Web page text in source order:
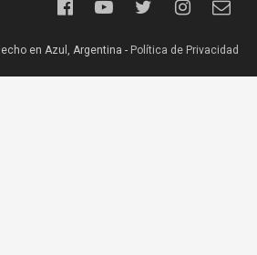
en Azul, Argentina - Política de Privacidad